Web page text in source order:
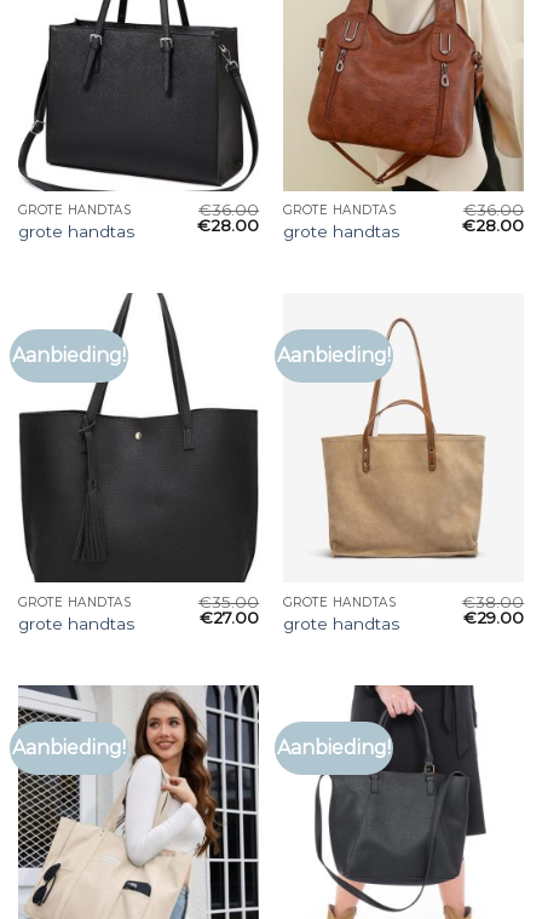
GROTE HANDTAS
grote handtas
€36.00
€28.00
GROTE HANDTAS
grote handtas
€36.00
€28.00
Aanbieding!
GROTE HANDTAS
grote handtas
€35.00
€27.00
Aanbieding!
GROTE HANDTAS
grote handtas
€38.00
€29.00
Aanbieding! Aanbieding!